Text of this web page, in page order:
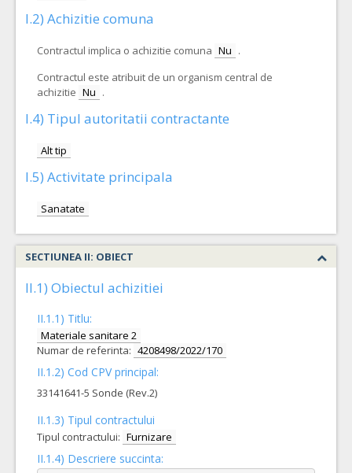
I.2) Achizitie comuna
Contractul implica o achizitie comuna Nu .
Contractul este atribuit de un organism central de
achizitie Nu .
I.4) Tipul autoritatii contractante
Alt tip
I.5) Activitate principala
Sanatate
SECTIUNEA II: OBIECT
II.1) Obiectul achizitiei
II.1.1) Titlu:
Materiale sanitare 2
Numar de referinta: 4208498/2022/170
II.1.2) Cod CPV principal:
33141641-5 Sonde (Rev.2)
II.1.3) Tipul contractului
Tipul contractului: Furnizare
II.1.4) Descriere succinta: